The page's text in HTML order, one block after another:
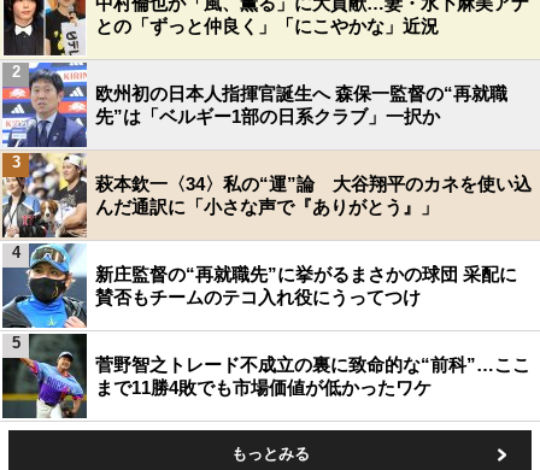
との「ずっと仲良く」「にこやかな」近況
欧州初の日本人指揮官誕生へ 森保一監督の“再就職
先”は「ベルギー1部の日系クラブ」一択か
2
萩本欽一〈34〉私の“運”論 大谷翔平のカネを使い込
んだ通訳に「小さな声で『ありがとう』」
3
新庄監督の“再就職先”に挙がるまさかの球団 采配に
賛否もチームのテコ入れ役にうってつけ
4
菅野智之トレード不成立の裏に致命的な“前科”…ここ
まで11勝4敗でも市場価値が低かったワケ
5
もっとみる